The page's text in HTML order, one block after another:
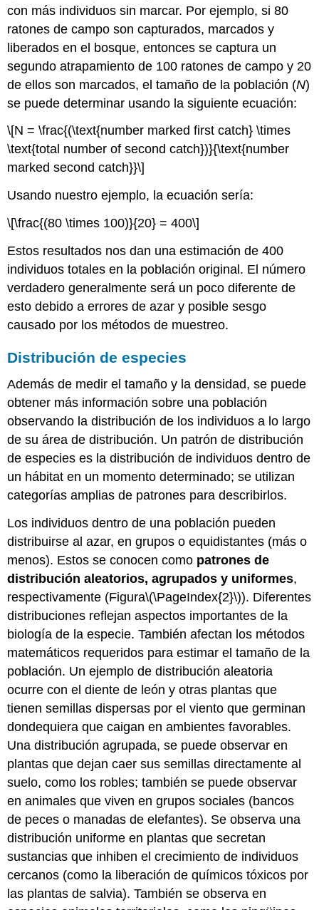
con más individuos sin marcar. Por ejemplo, si 80
ratones de campo son capturados, marcados y
liberados en el bosque, entonces se captura un
segundo atrapamiento de 100 ratones de campo y 20
de ellos son marcados, el tamaño de la población (N)
se puede determinar usando la siguiente ecuación:
\[N = \frac{(\text{number marked first catch} \times
\text{total number of second catch})}{\text{number
marked second catch}}\]
Usando nuestro ejemplo, la ecuación sería:
\[\frac{(80 \times 100)}{20} = 400\]
Estos resultados nos dan una estimación de 400
individuos totales en la población original. El número
verdadero generalmente será un poco diferente de
esto debido a errores de azar y posible sesgo
causado por los métodos de muestreo.
Distribución de especies
Además de medir el tamaño y la densidad, se puede
obtener más información sobre una población
observando la distribución de los individuos a lo largo
de su área de distribución. Un patrón de distribución
de especies es la distribución de individuos dentro de
un hábitat en un momento determinado; se utilizan
categorías amplias de patrones para describirlos.
Los individuos dentro de una población pueden
distribuirse al azar, en grupos o equidistantes (más o
menos). Estos se conocen como patrones de
distribución aleatorios, agrupados y uniformes,
respectivamente (Figura\(\PageIndex{2}\)). Diferentes
distribuciones reflejan aspectos importantes de la
biología de la especie. También afectan los métodos
matemáticos requeridos para estimar el tamaño de la
población. Un ejemplo de distribución aleatoria
ocurre con el diente de león y otras plantas que
tienen semillas dispersas por el viento que germinan
dondequiera que caigan en ambientes favorables.
Una distribución agrupada, se puede observar en
plantas que dejan caer sus semillas directamente al
suelo, como los robles; también se puede observar
en animales que viven en grupos sociales (bancos
de peces o manadas de elefantes). Se observa una
distribución uniforme en plantas que secretan
sustancias que inhiben el crecimiento de individuos
cercanos (como la liberación de químicos tóxicos por
las plantas de salvia). También se observa en